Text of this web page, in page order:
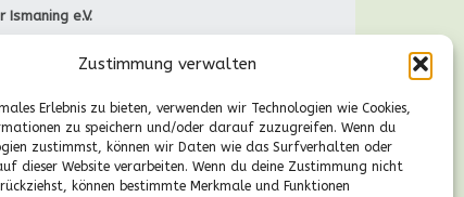
Zustimmung verwalten
Erlebnis zu bieten, verwenden wir Technologien wie Cookies,
zu speichern und/oder darauf zuzugreifen. Wenn du
zustimmst, können wir Daten wie das Surfverhalten oder
dieser Website verarbeiten. Wenn du deine Zustimmung nicht
können bestimmte Merkmale und Funktionen
Ismaning e.V.
Fragen
14.30 Uhr):
ismaning.de